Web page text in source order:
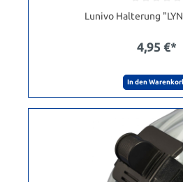
Lunivo Halterung
4,95 €*
In den